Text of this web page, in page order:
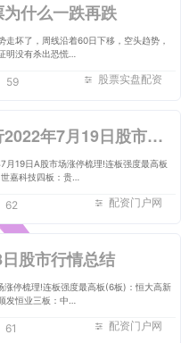
什么一跌再跌
走坏了，周线沿着60日下移，空头趋势，
明没有杀出恐慌…
股票实盘配资
59
配资帝国进行2022年7月19日股市行情总结
月19日A股市场涨停梳理!连板强度最高板
嘉科技四板：贵…
配资门户网
62
股市行情总结
涨停梳理!连板强度最高板(6板)：恒大高新
发恒业三板：中…
配资门户网
61